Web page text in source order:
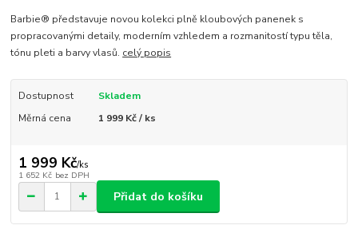
Barbie® představuje novou kolekci plně kloubových panenek s
propracovanými detaily, moderním vzhledem a rozmanitostí typu těla,
tónu pleti a barvy vlasů. celý popis
Dostupnost
Skladem
Měrná cena
1 999 Kč / ks
1 999 Kč/ks
1 652 Kč bez DPH
Přidat do košíku